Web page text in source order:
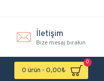
İletişim
Bize mesaj bırakın
0 ürün - 0,00₺
0